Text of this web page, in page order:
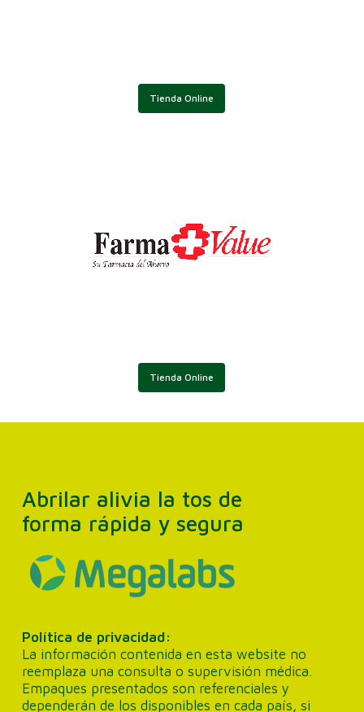
Tienda Online
Tienda Online
Abrilar alivia la tos de
forma rápida y segura
Política de privacidad:
La información contenida en esta website no
reemplaza una consulta o supervisión médica.
Empaques presentados son referenciales y
dependerán de los disponibles en cada país, si